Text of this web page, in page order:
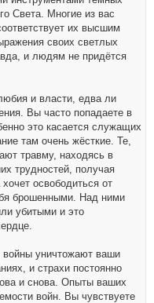
Света. Многие из вас
их высшим
своих светлых
и людям не придётся
и власти, едва ли
Вы часто попадаете в
это касается служащих
там очень жёсткие. Те,
травму, находясь в
трудностей, получая
освободиться от
брошенными. Над ними
убитыми и это
войны уничтожают ваши
и страхи постоянно
и снова. Опыты ваших
войн. Вы чувствуете